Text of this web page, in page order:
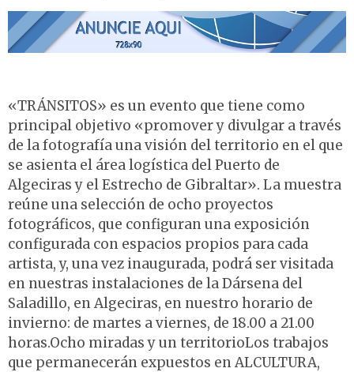
«TRÁNSITOS» es un evento que tiene como
principal objetivo «promover y divulgar a través
de la fotografía una visión del territorio en el que
se asienta el área logística del Puerto de
Algeciras y el Estrecho de Gibraltar». La muestra
reúne una selección de ocho proyectos
fotográficos, que configuran una exposición
configurada con espacios propios para cada
artista, y, una vez inaugurada, podrá ser visitada
en nuestras instalaciones de la Dársena del
Saladillo, en Algeciras, en nuestro horario de
invierno: de martes a viernes, de 18.00 a 21.00
horas.Ocho miradas y un territorioLos trabajos
que permanecerán expuestos en ALCULTURA,